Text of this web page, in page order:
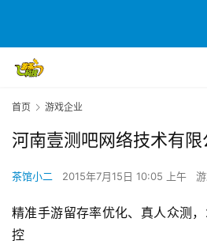
茶
创
戏
界
首页 游戏企业
河南壹测吧网络技术有限
茶馆小二 2015年7月15日 10:05 上午
精准手游留存率优化、真人众测
控